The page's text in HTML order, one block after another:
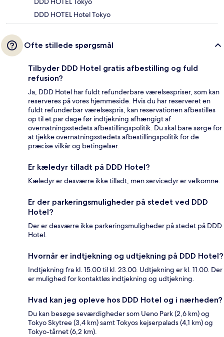
DDD HOTEL Hotel Tokyo
Ofte stillede spørgsmål
Tilbyder DDD Hotel gratis afbestilling og fuld
refusion?
Ja, DDD Hotel har fuldt refunderbare værelsespriser, som kan
reserveres på vores hjemmeside. Hvis du har reserveret en
fuldt refunderbar værelsespris, kan reservationen afbestilles
op til et par dage før indtjekning afhængigt af
overnatningsstedets afbestillingspolitik. Du skal bare sørge for
at tjekke overnatningsstedets afbestillingspolitik for de
præcise vilkår og betingelser.
Er kæledyr tilladt på DDD Hotel?
Kæledyr er desværre ikke tilladt, men servicedyr er velkomne.
Er der parkeringsmuligheder på stedet ved DDD
Hotel?
Der er desværre ikke parkeringsmuligheder på stedet på DDD
Hotel.
Hvornår er indtjekning og udtjekning på DDD Hotel?
Indtjekning fra kl. 15.00 til kl. 23.00. Udtjekning er kl. 11.00. Der
er mulighed for kontaktløs indtjekning og udtjekning.
Hvad kan jeg opleve hos DDD Hotel og i nærheden?
Du kan besøge seværdigheder som Ueno Park (2,6 km) og
Tokyo Skytree (3,4 km) samt Tokyos kejserpalads (4,1 km) og
Tokyo-tårnet (6,2 km).